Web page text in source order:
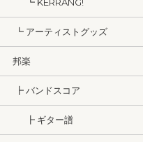
┗ アーティストグッズ
邦楽
┣ バンドスコア
┣ ギター譜